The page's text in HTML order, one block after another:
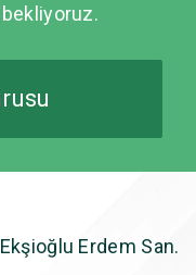
Erdem San.